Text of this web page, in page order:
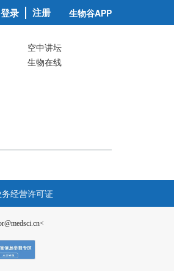
登录 注册 生物谷APP
空中讲坛
生物在线
经营许可证